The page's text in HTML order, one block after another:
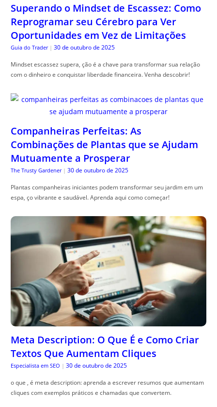
Superando o Mindset de Escassez: Como
Reprogramar seu Cérebro para Ver
Oportunidades em Vez de Limitações
Guia do Trader | 30 de outubro de 2025
Mindset escassez supera, ção é a chave para transformar sua relação
com o dinheiro e conquistar liberdade financeira. Venha descobrir!
Companheiras Perfeitas: As
Combinações de Plantas que se Ajudam
Mutuamente a Prosperar
The Trusty Gardener | 30 de outubro de 2025
Plantas companheiras iniciantes podem transformar seu jardim em um
espa, ço vibrante e saudável. Aprenda aqui como começar!
Meta Description: O Que É e Como Criar
Textos Que Aumentam Cliques
Especialista em SEO | 30 de outubro de 2025
o que , é meta description: aprenda a escrever resumos que aumentam
cliques com exemplos práticos e chamadas que convertem.